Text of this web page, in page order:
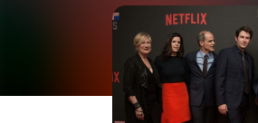
Filme & Serien
Lifestyle
Familie & Liebe